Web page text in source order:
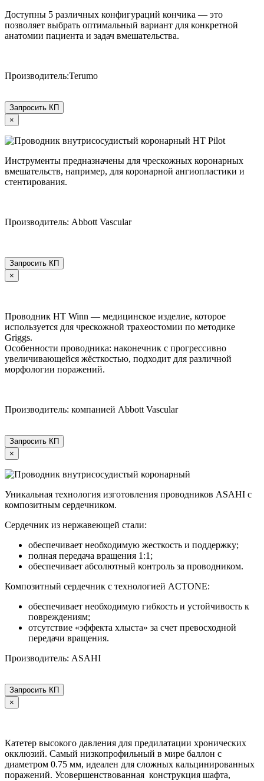
Доступны 5 различных конфигураций кончика — это
позволяет выбрать оптимальный вариант для конкретной
анатомии пациента и задач вмешательства.
Производитель:Terumo
Запросить КП
×
Инструменты предназначены для чрескожных коронарных
вмешательств, например, для коронарной ангиопластики и
стентирования.
Производитель: Abbott Vascular
Запросить КП
×
Проводник HT Winn — медицинское изделие, которое
используется для чрескожной трахеостомии по методике
Griggs.
Особенности проводника: наконечник с прогрессивно
увеличивающейся жёсткостью, подходит для различной
морфологии поражений.
Производитель: компанией Abbott Vascular
Запросить КП
×
Уникальная технология изготовления проводников ASAHI с
композитным сердечником.
Сердечник из нержавеющей стали:
обеспечивает необходимую жесткость и поддержку;
полная передача вращения 1:1;
обеспечивает абсолютный контроль за проводником.
Композитный сердечник с технологией ACTONE:
обеспечивает необходимую гибкость и устойчивость к
повреждениям;
отсутствие «эффекта хлыста» за счет превосходной
передачи вращения.
Производитель: ASAHI
Запросить КП
×
Катетер высокого давления для предилатации хронических
окклюзий. Самый низкопрофильный в мире баллон с
диаметром 0.75 мм, идеален для сложных кальцинированных
поражений. Усовершенствованная конструкция шафта,